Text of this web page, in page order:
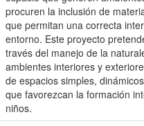
procuren la inclusión de
que permitan una correcta
entorno. Este proyecto
través del manejo de la
ambientes interiores y
de espacios simples,
que favorezcan la formación
niños.